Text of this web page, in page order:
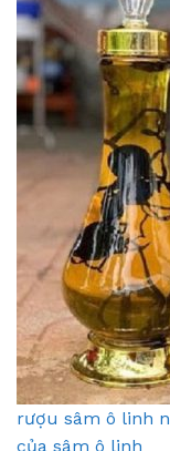
rượu sâm ô linh
của sâm ô linh